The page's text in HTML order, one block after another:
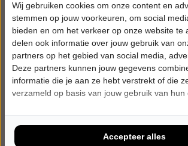
Meer info
Wij gebruiken cookies om onze content en
stemmen op jouw voorkeuren, om social
bieden en om het verkeer op onze website te
delen ook informatie over jouw gebruik van
partners op het gebied van social media,
Deze partners kunnen jouw gegevens
informatie die je aan ze hebt verstrekt of die
verzameld op basis van jouw gebruik van hun
Accepteer alles